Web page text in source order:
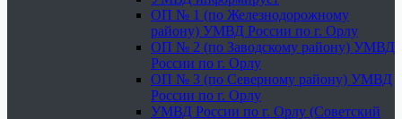
ОП № 1 (по Железнодорожному
району) УМВД России по г. Орлу
ОП № 2 (по Заводскому району) УМВД
России по г. Орлу
ОП № 3 (по Северному району) УМВД
России по г. Орлу
УМВД России по г. Орлу (Советский